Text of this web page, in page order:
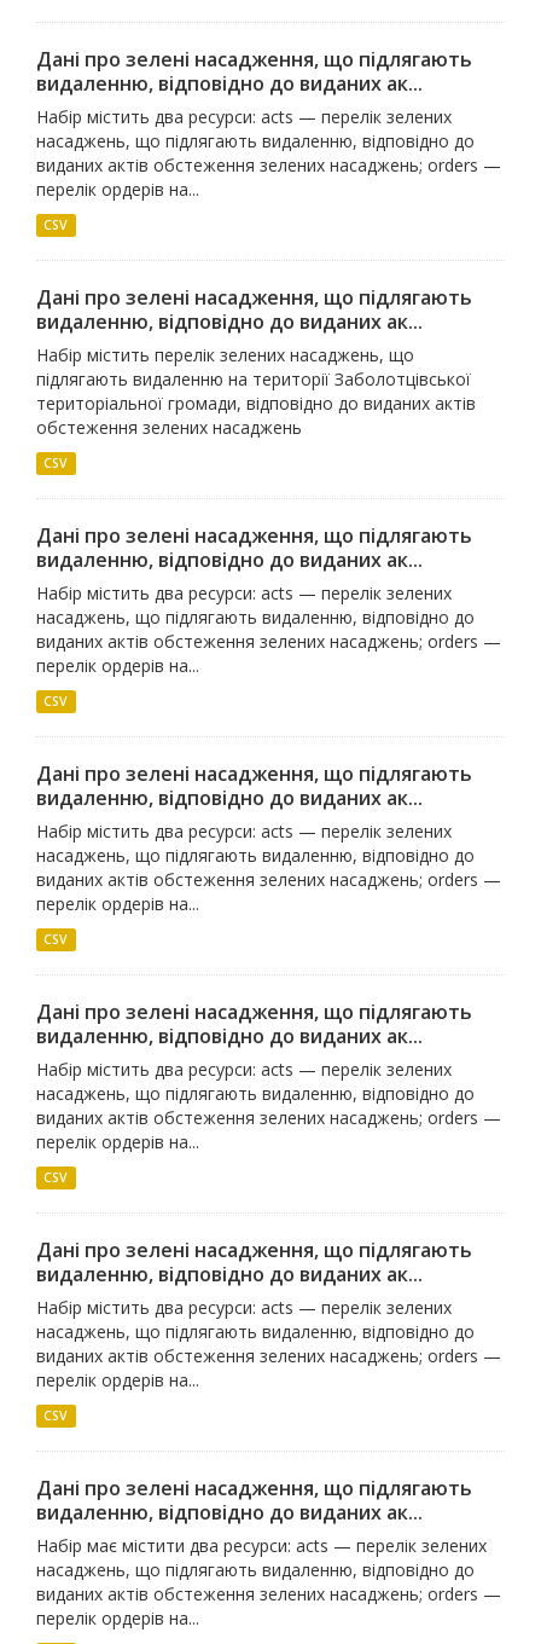
Дані про зелені насадження, що підлягають
видаленню, відповідно до виданих ак...
Набір містить два ресурси: acts — перелік зелених
насаджень, що підлягають видаленню, відповідно до
виданих актів обстеження зелених насаджень; orders —
перелік ордерів на...
CSV
Дані про зелені насадження, що підлягають
видаленню, відповідно до виданих ак...
Набір містить перелік зелених насаджень, що
підлягають видаленню на території Заболотцівської
територіальної громади, відповідно до виданих актів
обстеження зелених насаджень
CSV
Дані про зелені насадження, що підлягають
видаленню, відповідно до виданих ак...
Набір містить два ресурси: acts — перелік зелених
насаджень, що підлягають видаленню, відповідно до
виданих актів обстеження зелених насаджень; orders —
перелік ордерів на...
CSV
Дані про зелені насадження, що підлягають
видаленню, відповідно до виданих ак...
Набір містить два ресурси: acts — перелік зелених
насаджень, що підлягають видаленню, відповідно до
виданих актів обстеження зелених насаджень; orders —
перелік ордерів на...
CSV
Дані про зелені насадження, що підлягають
видаленню, відповідно до виданих ак...
Набір містить два ресурси: acts — перелік зелених
насаджень, що підлягають видаленню, відповідно до
виданих актів обстеження зелених насаджень; orders —
перелік ордерів на...
CSV
Дані про зелені насадження, що підлягають
видаленню, відповідно до виданих ак...
Набір містить два ресурси: acts — перелік зелених
насаджень, що підлягають видаленню, відповідно до
виданих актів обстеження зелених насаджень; orders —
перелік ордерів на...
CSV
Дані про зелені насадження, що підлягають
видаленню, відповідно до виданих ак...
Набір має містити два ресурси: acts — перелік зелених
насаджень, що підлягають видаленню, відповідно до
виданих актів обстеження зелених насаджень; orders —
перелік ордерів на...